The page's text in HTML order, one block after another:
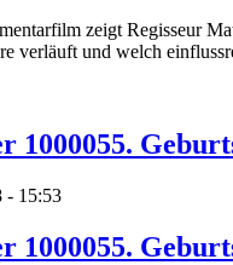
zeigt Regisseur
verläuft und welch
- 15:53